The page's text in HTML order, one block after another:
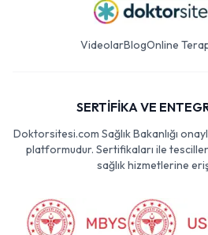
VideolarBlogOnline
SERTİFİKA VE
Doktorsitesi.com Sağlık Bakanlığı
platformudur. Sertifikaları ile
sağlık hizmetlerine